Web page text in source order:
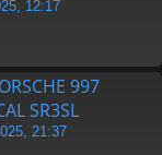
12:17
997
SR3SL
21:37